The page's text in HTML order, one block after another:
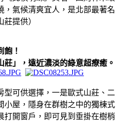
，氣候清爽宜人，是北部最著名
莊提供）
飽！
」，遠近濃淡的綠意超療癒。
可供選擇，一是歐式山莊、二
小屋，隱身在群樹之中的獨棟式
打開窗戶，即可見到垂掛在樹梢